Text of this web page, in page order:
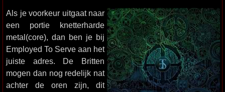
Als je voorkeur uitgaat naar
een portie knetterharde
metal(core), dan ben je bij
Employed To Serve aan het
juiste adres. De Britten
mogen dan nog redelijk nat
achter de oren zijn, dit